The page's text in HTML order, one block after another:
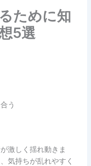
ために知
5選
う
激しく揺れ動きま
気持ちが乱れやすく